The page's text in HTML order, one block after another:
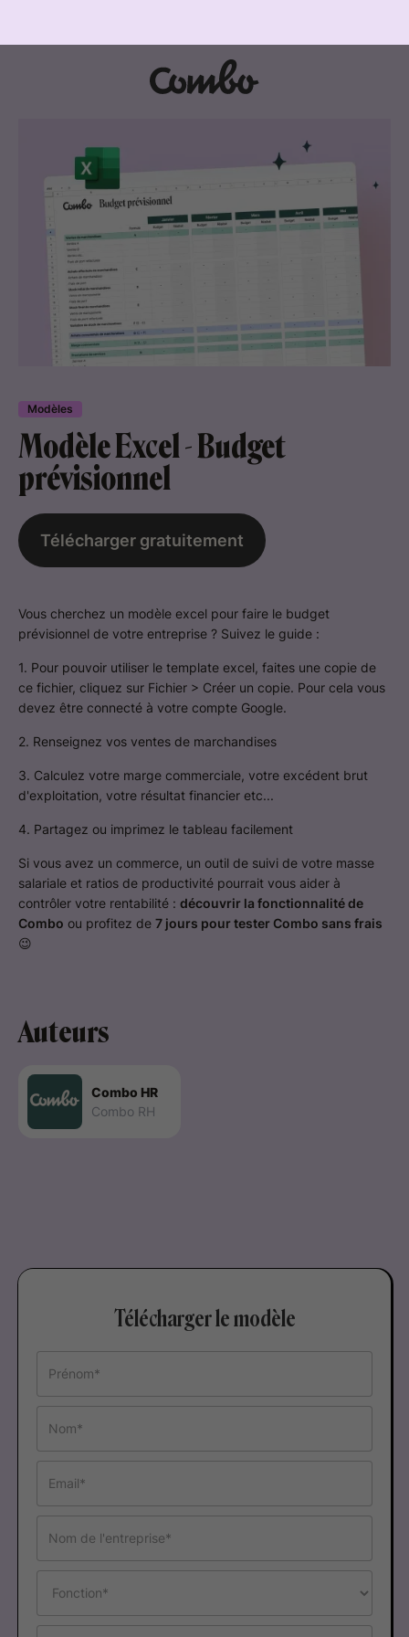
Modèles
Modèle Excel - Budget
prévisionnel
Télécharger gratuitement
Vous cherchez un modèle excel pour faire le budget
prévisionnel de votre entreprise ? Suivez le guide :
1. Pour pouvoir utiliser le template excel, faites une copie de
ce fichier, cliquez sur Fichier > Créer un copie. Pour cela vous
devez être connecté à votre compte Google.
2. Renseignez vos ventes de marchandises
3. Calculez votre marge commerciale, votre excédent brut
d'exploitation, votre résultat financier etc...
4. Partagez ou imprimez le tableau facilement
Si vous avez un commerce, un outil de suivi de votre masse
salariale et ratios de productivité pourrait vous aider à
contrôler votre rentabilité : découvrir la fonctionnalité de
Combo ou profitez de 7 jours pour tester Combo sans frais
😉
Auteurs
Combo HR
Combo RH
Télécharger le modèle